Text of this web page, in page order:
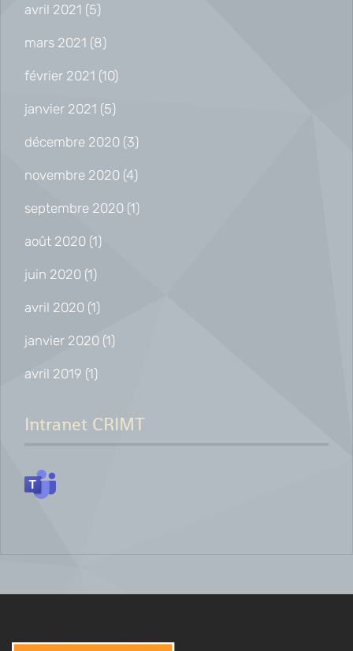
avril 2021 (5)
mars 2021 (8)
février 2021 (10)
janvier 2021 (5)
décembre 2020 (3)
novembre 2020 (4)
septembre 2020 (1)
août 2020 (1)
juin 2020 (1)
avril 2020 (1)
janvier 2020 (1)
avril 2019 (1)
Intranet CRIMT